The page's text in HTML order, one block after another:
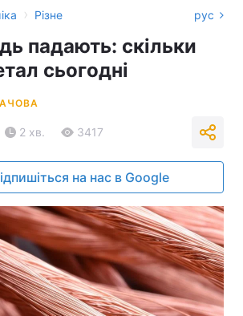
› Різне рус
падають: скільки
сьогодні
2 хв. 3417
на нас в Google